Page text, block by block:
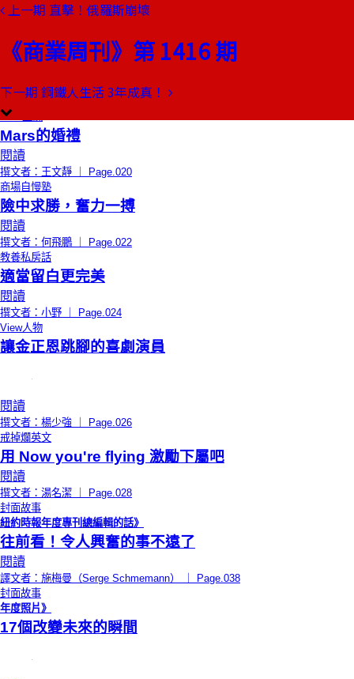
上一期 直擊！俄羅斯崩壞
《商業周刊》第 1416 期
下一期 鋼鐵人生活 3年成真！
本期目錄
限時免費總編輯的話
看世界，想未來
閱讀
撰文者：郭奕伶 ｜ Page.018
CEO上線
Mars的婚禮
閱讀
撰文者：王文靜 ｜ Page.020
商場自慢塾
險中求勝，奮力一搏
閱讀
撰文者：何飛鵬 ｜ Page.022
教養私房話
適當留白更完美
閱讀
撰文者：小野 ｜ Page.024
View人物
讓金正恩跳腳的喜劇演員
閱讀
撰文者：楊少強 ｜ Page.026
戒掉爛英文
用 Now you're flying 激勵下屬吧
閱讀
撰文者：湯名潔 ｜ Page.028
封面故事
紐約時報年度專刊總編輯的話》
往前看！令人興奮的事不遠了
閱讀
譯文者：施梅曼（Serge Schmemann） ｜ Page.038
封面故事
年度照片》
17個改變未來的瞬間